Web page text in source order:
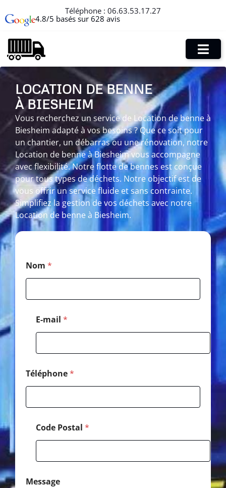
Téléphone : 06.63.53.17.27
4.8/5 basés sur 628 avis
LOCATION DE BENNE
À BIESHEIM
Vous recherchez un service de Location de benne à
Biesheim adapté à vos besoins ? Que ce soit pour
un chantier, un débarras ou une rénovation, notre
Location de benne à Biesheim vous accompagne
avec flexibilité. Notre flotte de bennes est conçue
pour tous types de déchets. Notre objectif est de
vous offrir un service fluide et sans contrainte.
Simplifiez la gestion de vos déchets avec notre
Location de benne à Biesheim.
Nom *
E-mail *
Téléphone*
Code Postal *
Message